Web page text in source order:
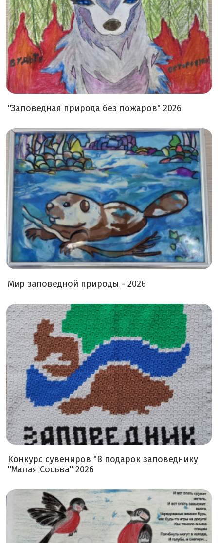
"Заповедная природа без пожаров" 2026
Мир заповедной природы - 2026
Конкурс сувениров "В подарок заповеднику
"Малая Сосьва" 2026